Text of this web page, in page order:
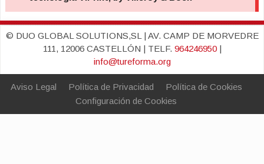
© DUO GLOBAL SOLUTIONS,SL | AV. CAMP DE MORVEDRE
111, 12006 CASTELLÓN | TELF. 964246950|
info@tureforma.org
Aviso Legal Política de Privacidad
Política de Cookies
Configuración de Cookies